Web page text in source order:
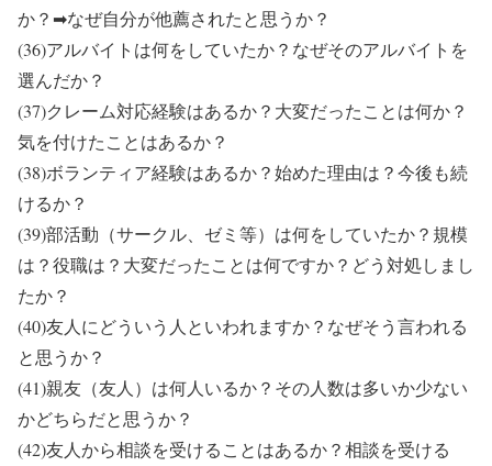
か？➡なぜ自分が他薦されたと思うか？
(36)アルバイトは何をしていたか？なぜそのアルバイトを
選んだか？
(37)クレーム対応経験はあるか？大変だったことは何か？
気を付けたことはあるか？
(38)ボランティア経験はあるか？始めた理由は？今後も続
けるか？
(39)部活動（サークル、ゼミ等）は何をしていたか？規模
は？役職は？大変だったことは何ですか？どう対処しまし
たか？
(40)友人にどういう人といわれますか？なぜそう言われる
と思うか？
(41)親友（友人）は何人いるか？その人数は多いか少ない
かどちらだと思うか？
(42)友人から相談を受けることはあるか？相談を受ける